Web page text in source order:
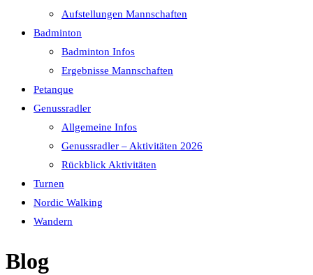
Aufstellungen Mannschaften
Badminton
Badminton Infos
Ergebnisse Mannschaften
Petanque
Genussradler
Allgemeine Infos
Genussradler – Aktivitäten 2026
Rückblick Aktivitäten
Turnen
Nordic Walking
Wandern
Blog